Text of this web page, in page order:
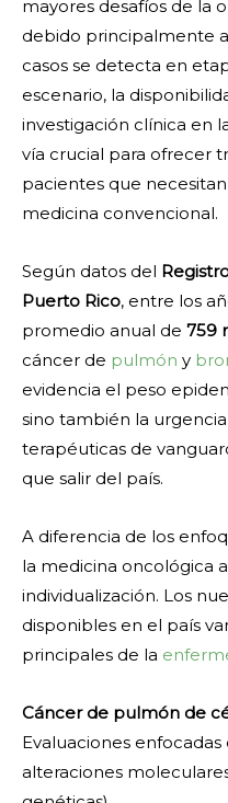
mayores desafíos de la
debido principalmente
casos se detecta en
escenario, la
investigación clínica en
vía crucial para ofrecer
pacientes que
medicina convencional.
Según datos del
Puerto Rico, entre los
promedio anual de 759
cáncer de pulmón y
evidencia el peso
sino también la
terapéuticas de
que salir del país.
A diferencia de los
la medicina oncológica
individualización. Los
disponibles en el país
principales de la
Cáncer de pulmón de
Evaluaciones
alteraciones